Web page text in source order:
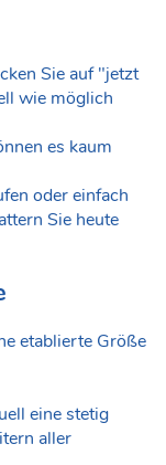
Sie auf "jetzt
wie möglich
es kaum
oder einfach
Sie heute
etablierte Größe
eine stetig
aller